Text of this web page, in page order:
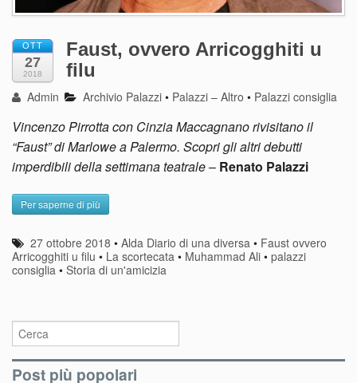
OTT
27
2018
Faust, ovvero Arricogghiti u
filu
Admin Archivio Palazzi • Palazzi – Altro • Palazzi consiglia
Vincenzo Pirrotta con Cinzia Maccagnano rivisitano il
“Faust” di Marlowe a Palermo. Scopri gli altri debutti
imperdibili della settimana teatrale– Renato Palazzi
Per saperne di più
27 ottobre 2018 •Alda Diario di una diversa • Faust ovvero
Arricogghiti u filu • La scortecata • Muhammad Ali • palazzi
consiglia • Storia di un'amicizia
Post più popolari